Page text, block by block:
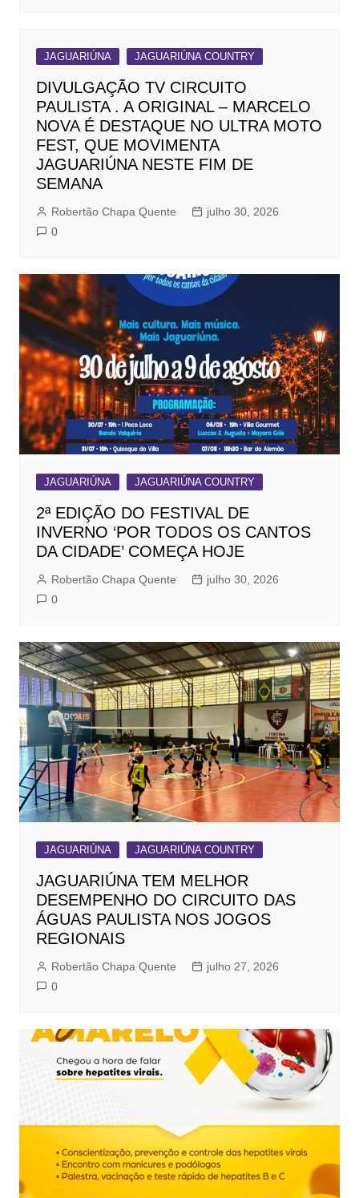
JAGUARIÚNA JAGUARIÚNA COUNTRY
DIVULGAÇÃO TV CIRCUITO
PAULISTA . A ORIGINAL – MARCELO
NOVA É DESTAQUE NO ULTRA MOTO
FEST, QUE MOVIMENTA
JAGUARIÚNA NESTE FIM DE
SEMANA
Robertão Chapa Quente
julho 30, 2026
0
JAGUARIÚNA JAGUARIÚNA COUNTRY
2ª EDIÇÃO DO FESTIVAL DE
INVERNO ‘POR TODOS OS CANTOS
DA CIDADE’ COMEÇA HOJE
Robertão Chapa Quente
julho 30, 2026
0
JAGUARIÚNA JAGUARIÚNA COUNTRY
JAGUARIÚNA TEM MELHOR
DESEMPENHO DO CIRCUITO DAS
ÁGUAS PAULISTA NOS JOGOS
REGIONAIS
Robertão Chapa Quente
julho 27, 2026
0